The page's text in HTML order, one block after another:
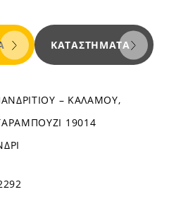
ΚΑΤΑΣΤΉΜΑΤΑ
– ΚΑΛΑΜΟΥ,
19014